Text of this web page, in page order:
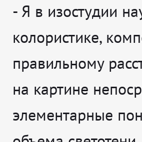
- Я в изостудии
колористике,
правильному
на картине
элементарные